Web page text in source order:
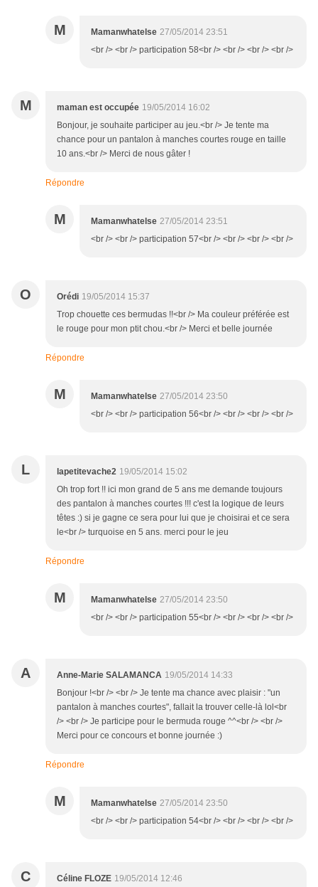
M Mamanwhatelse 27/05/2014 23:51
<br /> <br /> participation 58<br /> <br /> <br /> <br />
M maman est occupée 19/05/2014 16:02
Bonjour, je souhaite participer au jeu.<br /> Je tente ma
chance pour un pantalon à manches courtes rouge en taille
10 ans.<br /> Merci de nous gâter !
Répondre
M Mamanwhatelse 27/05/2014 23:51
<br /> <br /> participation 57<br /> <br /> <br /> <br />
O Orédi 19/05/2014 15:37
Trop chouette ces bermudas !!<br /> Ma couleur préférée est
le rouge pour mon ptit chou.<br /> Merci et belle journée
Répondre
M Mamanwhatelse 27/05/2014 23:50
<br /> <br /> participation 56<br /> <br /> <br /> <br />
L lapetitevache2 19/05/2014 15:02
Oh trop fort !! ici mon grand de 5 ans me demande toujours
des pantalon à manches courtes !!! c'est la logique de leurs
têtes :) si je gagne ce sera pour lui que je choisirai et ce sera
le<br /> turquoise en 5 ans. merci pour le jeu
Répondre
M Mamanwhatelse 27/05/2014 23:50
<br /> <br /> participation 55<br /> <br /> <br /> <br />
A Anne-Marie SALAMANCA 19/05/2014 14:33
Bonjour !<br /> <br /> Je tente ma chance avec plaisir : "un
pantalon à manches courtes", fallait la trouver celle-là lol<br
/> <br /> Je participe pour le bermuda rouge ^^<br /> <br />
Merci pour ce concours et bonne journée :)
Répondre
M Mamanwhatelse 27/05/2014 23:50
<br /> <br /> participation 54<br /> <br /> <br /> <br />
C Céline FLOZE 19/05/2014 12:46